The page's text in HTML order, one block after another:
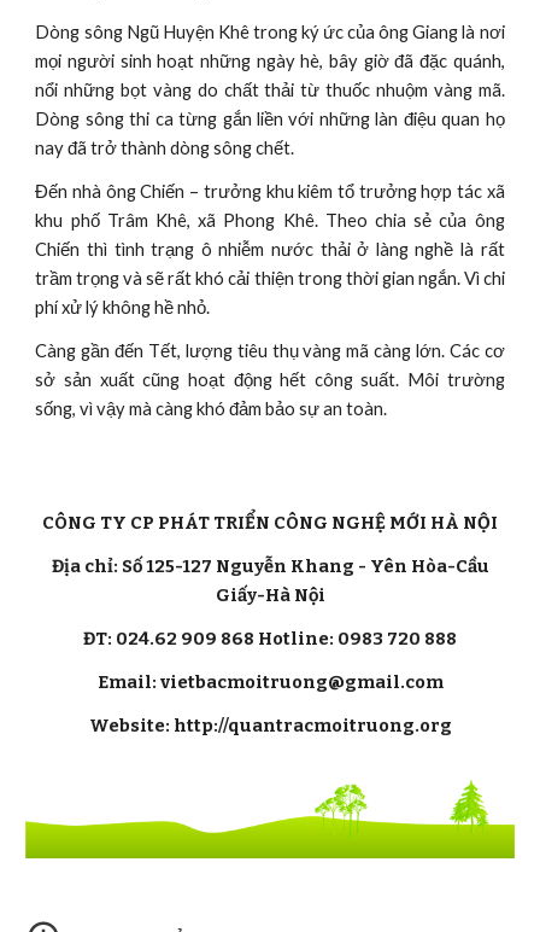
Dòng sông Ngũ Huyện Khê trong ký ức của ông Giang là nơi
mọi người sinh hoạt những ngày hè, bây giờ đã đặc quánh,
nổi những bọt vàng do chất thải từ thuốc nhuộm vàng mã.
Dòng sông thi ca từng gắn liền với những làn điệu quan họ
nay đã trở thành dòng sông chết.
Đến nhà ông Chiến – trưởng khu kiêm tổ trưởng hợp tác xã
khu phố Trâm Khê, xã Phong Khê. Theo chia sẻ của ông
Chiến thì tình trạng ô nhiễm nước thải ở làng nghề là rất
trầm trọng và sẽ rất khó cải thiện trong thời gian ngắn. Vì chi
phí xử lý không hề nhỏ.
Càng gần đến Tết, lượng tiêu thụ vàng mã càng lớn. Các cơ
sở sản xuất cũng hoạt động hết công suất. Môi trường
sống, vì vậy mà càng khó đảm bảo sự an toàn.
CÔNG TY CP PHÁT TRIỂN CÔNG NGHỆ MỚI HÀ NỘI
Địa chỉ: Số 125-127 Nguyễn Khang - Yên Hòa-Cầu
Giấy-Hà Nội
ĐT: 024.62 909 868 Hotline: 0983 720 888
Email: vietbacmoitruong@gmail.com
Website: http://quantracmoitruong.org